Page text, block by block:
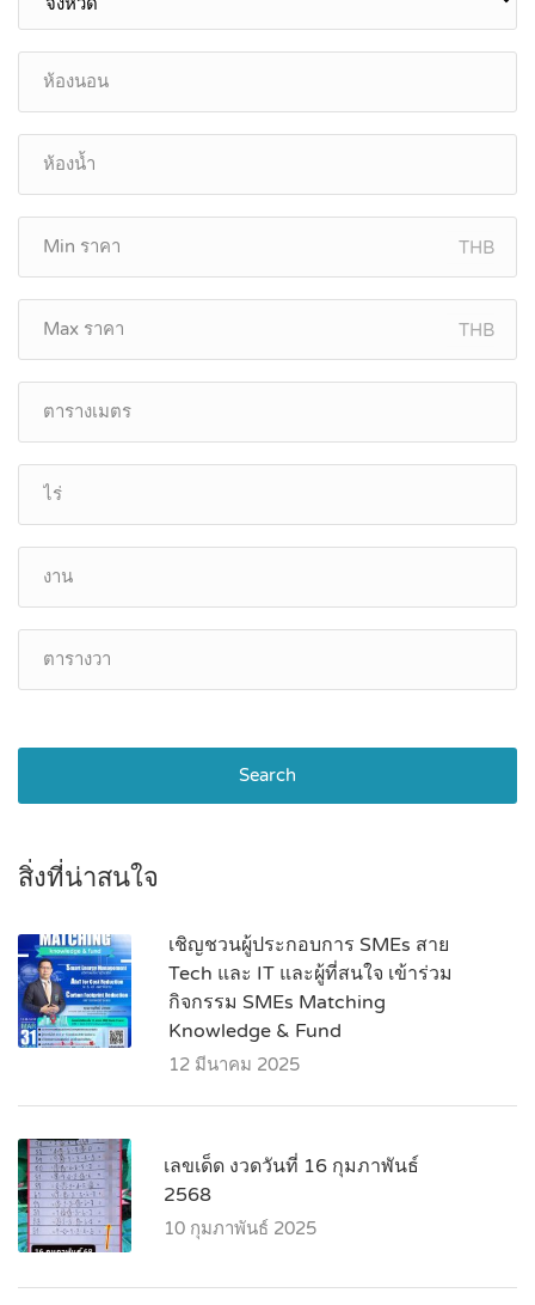
THB
THB
Search
สิ่งที่น่าสนใจ
เชิญชวนผู้ประกอบการ SMEs สาย
Tech และ IT และผู้ที่สนใจ เข้าร่วม
กิจกรรม SMEs Matching
Knowledge & Fund
12 มีนาคม 2025
เลขเด็ด งวดวันที่ 16 กุมภาพันธ์
2568
10 กุมภาพันธ์ 2025